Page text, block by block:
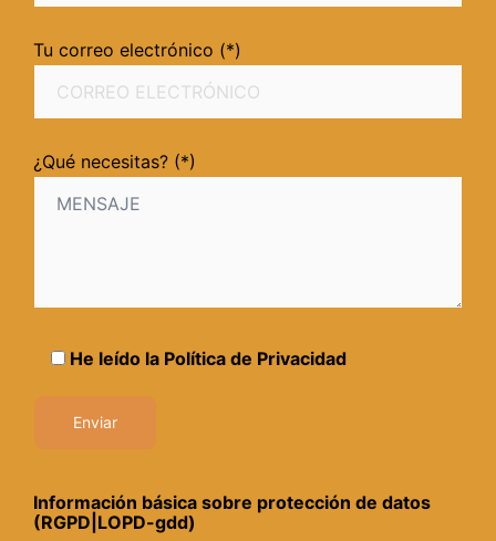
Tu correo electrónico (*)
¿Qué necesitas? (*)
He leído la Política de Privacidad
Información básica sobre protección de datos
(RGPD|LOPD-gdd)